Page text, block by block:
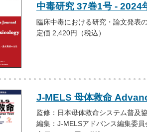
中毒研究 37巻1号 - 2024
臨床中毒における研究・論文発表
定価 2,420円（税込）
J-MELS 母体救命
監修：日本母体救命システム普及
編集：J-MELSアドバンス編集委員